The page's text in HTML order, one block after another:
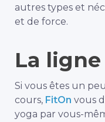
autres types et
et de force.
La
Si vous êtes un
cours, FitOn vous
yoga par vous-